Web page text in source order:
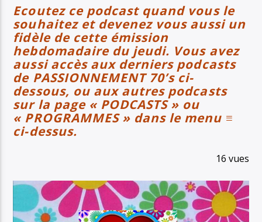
Ecoutez ce podcast quand vous le
souhaitez et devenez vous aussi un
fidèle de cette émission
hebdomadaire du jeudi. Vous avez
aussi accès aux derniers podcasts
de PASSIONNEMENT 70’s ci-
dessous, ou aux autres podcasts
sur la page « PODCASTS » ou
« PROGRAMMES » dans le menu ≡
ci-dessus.
16 vues